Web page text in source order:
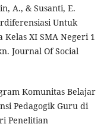
A., & Susanti, E.
Untuk
XI SMA Negeri 1
Journal Of Social
Komunitas Belajar
Pedagogik Guru di
Penelitian